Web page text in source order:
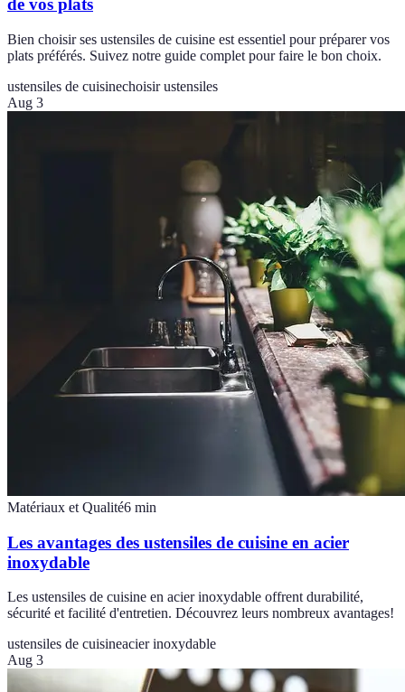
de vos plats
Bien choisir ses ustensiles de cuisine est essentiel pour préparer vos
plats préférés. Suivez notre guide complet pour faire le bon choix.
ustensiles de cuisinechoisir ustensiles
Aug 3
Matériaux et Qualité6 min
Les avantages des ustensiles de cuisine en acier
inoxydable
Les ustensiles de cuisine en acier inoxydable offrent durabilité,
sécurité et facilité d'entretien. Découvrez leurs nombreux avantages!
ustensiles de cuisineacier inoxydable
Aug 3